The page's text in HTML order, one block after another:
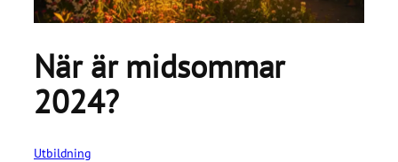
När är midsommar
2024?
Utbildning